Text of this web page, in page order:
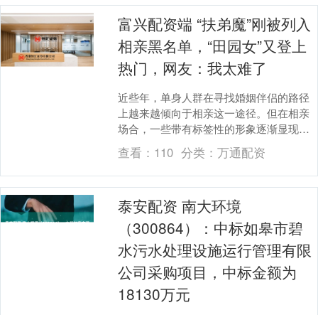
富兴配资端 “扶弟魔”刚被列入
相亲黑名单，“田园女”又登上
热门，网友：我太难了
近些年，单身人群在寻找婚姻伴侣的路径
上越来越倾向于相亲这一途径。但在相亲
场合，一些带有标签性的形象逐渐显现，
如扶弟魔、妈宝男和田园女。这些称谓折
射出代际观念与性....
查看： 110 分类： 万通配资
泰安配资 南大环境
（300864）：中标如皋市碧
水污水处理设施运行管理有限
公司采购项目，中标金额为
18130万元